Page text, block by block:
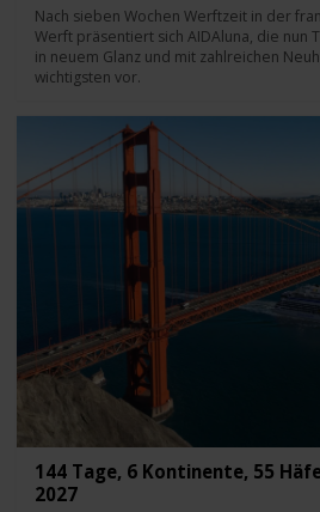
Nach sieben Wochen Werftzeit in der
Werft präsentiert sich AIDAluna, die nun
in neuem Glanz und mit zahlreichen
wichtigsten vor.
144 Tage, 6 Kontinente, 55
2027